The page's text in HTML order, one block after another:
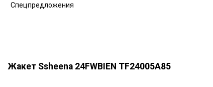
Спецпредложения
Жакет Ssheena 24FWBIEN TF24005A85